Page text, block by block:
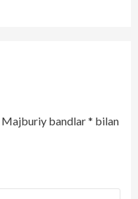
Majburiy bandlar* bilan